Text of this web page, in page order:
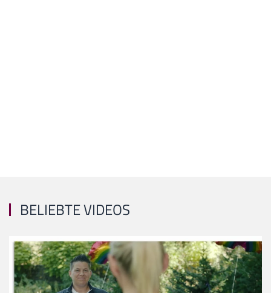
BELIEBTE VIDEOS